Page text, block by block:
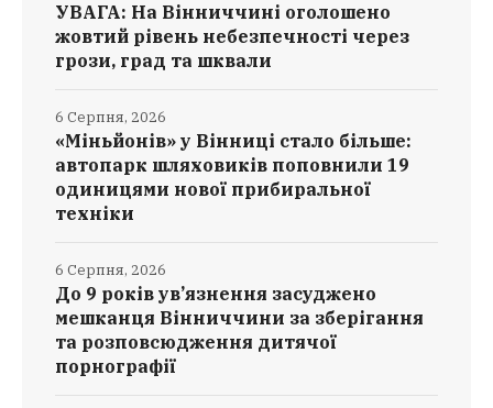
УВАГА: На Вінниччині оголошено
жовтий рівень небезпечності через
грози, град та шквали
«Міньйонів» у Вінниці стало більше:
автопарк шляховиків поповнили 19
одиницями нової прибиральної
техніки
6 Серпня, 2026
До 9 років ув’язнення засуджено
мешканця Вінниччини за зберігання
та розповсюдження дитячої
порнографії
6 Серпня, 2026